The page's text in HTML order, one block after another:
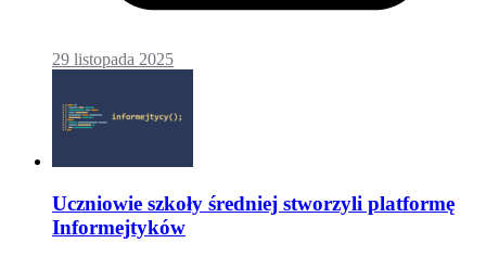
29 listopada 2025
Uczniowie szkoły średniej stworzyli platformę
Informejtyków